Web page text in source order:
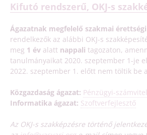
Kifutó rendszerű, OKJ-s
Ágazatnak megfelelő szakmai
rendelkezők az alábbi OKJ-s
meg 1 év alatt nappali tagozaton,
tanulmányaikat 2020. szeptember 1-je
2022. szeptember 1. előtt nem töltik be
Közgazdaság ágazat: Pénzügyi-
Informatika ágazat: Szoftverfejlesztő
Az OKJ-s szakképzésre történő